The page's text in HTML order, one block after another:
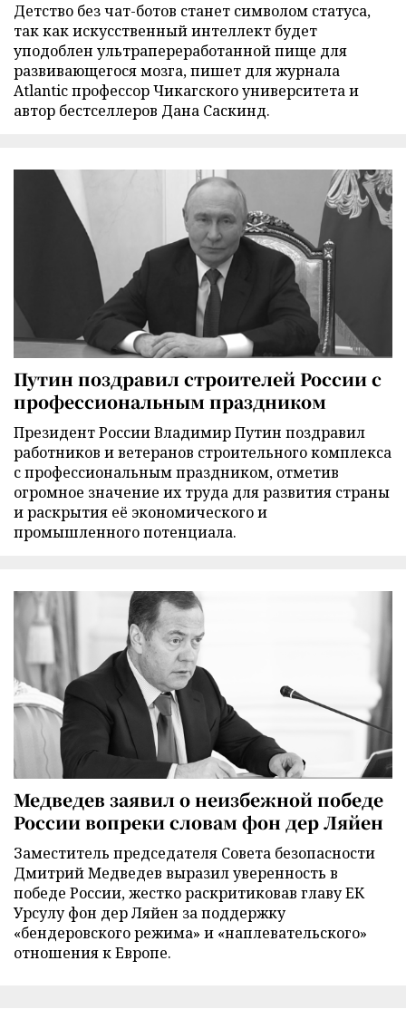
Детство без чат-ботов станет символом статуса,
так как искусственный интеллект будет
уподоблен ультрапереработанной пище для
развивающегося мозга, пишет для журнала
Atlantic профессор Чикагского университета и
автор бестселлеров Дана Саскинд.
Путин поздравил строителей России с
профессиональным праздником
Президент России Владимир Путин поздравил
работников и ветеранов строительного комплекса
с профессиональным праздником, отметив
огромное значение их труда для развития страны
и раскрытия её экономического и
промышленного потенциала.
Медведев заявил о неизбежной победе
России вопреки словам фон дер Ляйен
Заместитель председателя Совета безопасности
Дмитрий Медведев выразил уверенность в
победе России, жестко раскритиковав главу ЕК
Урсулу фон дер Ляйен за поддержку
«бендеровского режима» и «наплевательского»
отношения к Европе.